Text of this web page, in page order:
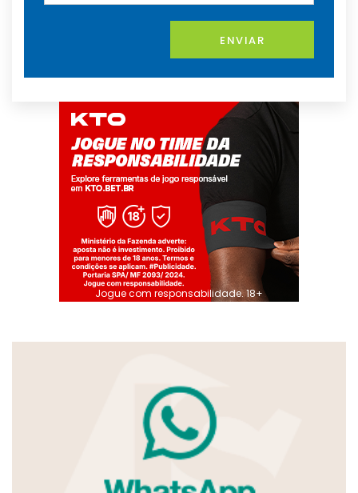
ENVIAR
Jogue com responsabilidade. 18+